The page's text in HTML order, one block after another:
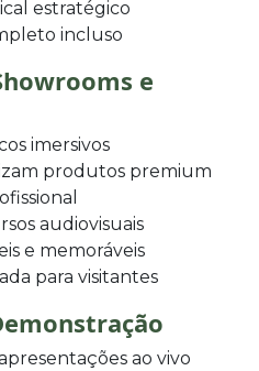
estratégico
incluso
e
imersivos
produtos premium
audiovisuais
e memoráveis
para visitantes
ao vivo